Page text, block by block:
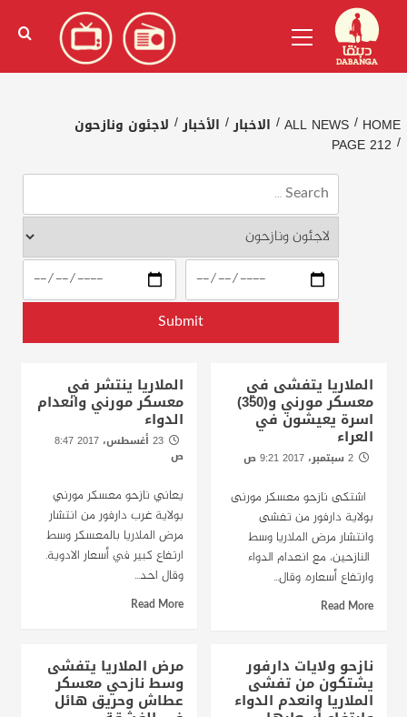
content
الإنجليزية)
Menu
HOME
ALL NEWS الاخبار الأخبار لاجئون ونازحون
PAGE 212
الملاريا يتفشى في
معسكر مورني و(350)
اسرة يعيشون في
العراء
2 سبتمبر، 2017 9:21 ص
اشتكى نازحو معسكر مورنى
بولاية دارفور من تفشى
وانتشار مرض الملاريا وسط
النازحين، مع انعدام الدواء
وارتفاع أسعاره. وقال...
Read More
الملاريا ينتشر في
معسكر مورني وانعدام
الدواء
23 أغسطس، 2017 8:47
ص
يعاني نازحو معسكر مورني
بولاية غرب دارفور من انتشار
مرض الملاريا بالمعسكر وسط
ارتفاع كبير في أسعار الادوية.
وقال احد...
Read More
نازحو ولايات دارفور
يشتكون من تفشى
الملاريا وانعدم الدواء
مرض الملاريا يتفشى
وسط نازحي معسكر
عطاش وحريق هائل